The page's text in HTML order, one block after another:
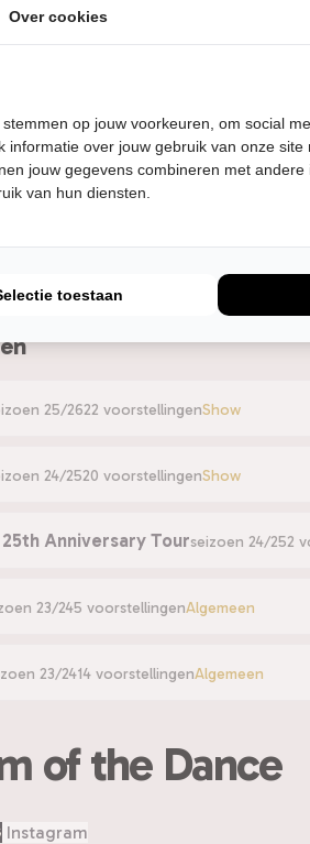
als publiek wereldwijd. In de
bezocht.
of the Dance in 1998
tourt de show jaar in jaar uit in
voortdurende drang naar
om de show fris en interessant te
spannende elementen ontdekken.
25/2622 voorstellingenShow
24/2520 voorstellingenShow
Anniversary Tourseizoen 24/252
23/245 voorstellingenAlgemeen
23/2414 voorstellingenAlgemeen
of the Dance
Instagram
Over cookies
op jouw voorkeuren, om social
over jouw gebruik van onze
jouw gegevens combineren met
van hun diensten.
toestaan